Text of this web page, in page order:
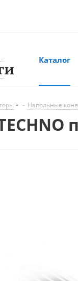
Каталог
- Напольные